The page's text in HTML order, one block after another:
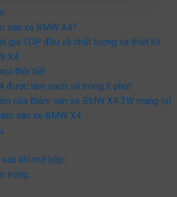
sàn xe BMW X4?
giá TOP đầu về chất lượng và thiết kế
X4
thời tiết
được làm sạch sẽ trong ít phút
của thảm sàn xe BMW X4 3W mang lại
sàn xe BMW X4
khi mở hộp:
trọng: